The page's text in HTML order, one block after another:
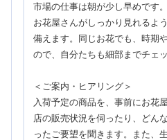
市場の仕事は朝が少し早めです
お花屋さんがしっかり見れるよ
備えます。同じお花でも、時期
ので、自分たちも細部までチェッ
＜ご案内・ヒアリング＞
入荷予定の商品を、事前にお花
店の販売状況を伺ったり、どん
ったご要望を聞きます。また、